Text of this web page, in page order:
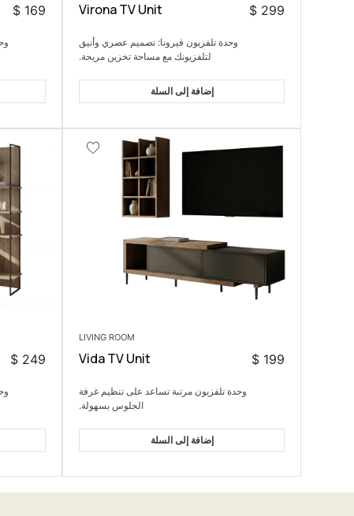
Virona TV Unit 299
$
وحدة تلفزيون فيرونا: تصميم عصري وأنيق
لتلفزيونك مع مساحة تخزين مريحة.
إضافة إلى السلة
169
$
LIVING ROOM
Vida TV Unit 199
$
وحدة تلفزيون مرتبة تساعد على تنظيم غرفة
الجلوس بسهولة.
إضافة إلى السلة
249
$